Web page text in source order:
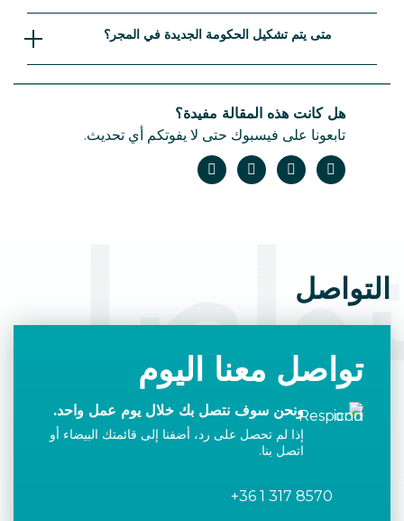
أقل من شهر بقليل من إجراء الانتخابات العامة. ويُعد
متى يتم تشكيل الحكومة الجديدة في المجر؟
هل كانت هذه المقالة مفيدة؟
تابعونا على فيسبوك حتى لا يفوتكم أي تحديث.
التواصل
تواصل معنا اليوم
ونحن سوف نتصل بك خلال يوم عمل واحد.
إذا لم تحصل على رد، أضفنا إلى قائمتك البيضاء أو
اتصل بنا.
+36 1 317 8570